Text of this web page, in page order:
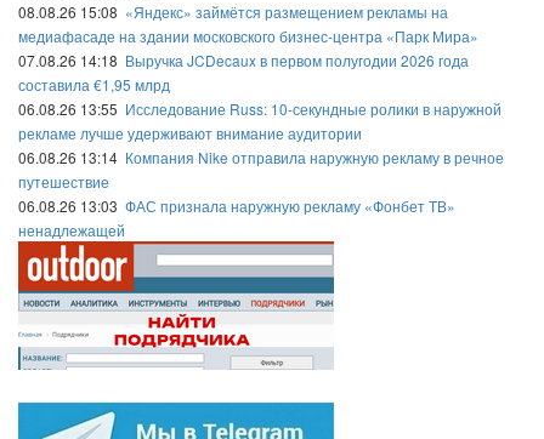
08.08.26 15:08 «Яндекс» займётся размещением рекламы на
медиафасаде на здании московского бизнес-центра «Парк Мира»
07.08.26 14:18 Выручка JCDecaux в первом полугодии 2026 года
составила €1,95 млрд
06.08.26 13:55 Исследование Russ: 10-секундные ролики в наружной
рекламе лучше удерживают внимание аудитории
06.08.26 13:14 Компания Nike отправила наружную рекламу в речное
путешествие
06.08.26 13:03 ФАС признала наружную рекламу «Фонбет ТВ»
ненадлежащей